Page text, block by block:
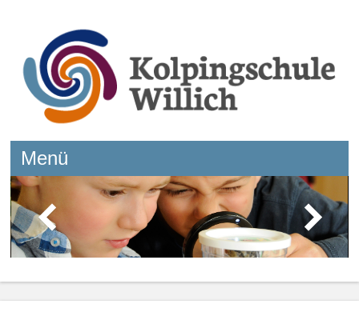
Kolpingschule Willich
Menü
Springe zum Inhalt